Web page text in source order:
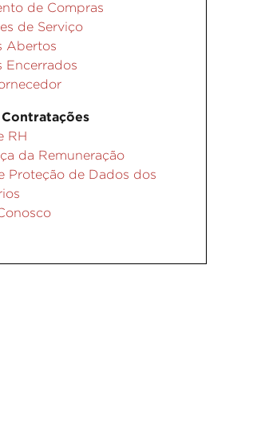
de Compras
de Serviço
Abertos
Encerrados
RH
da Remuneração
Proteção de Dados dos